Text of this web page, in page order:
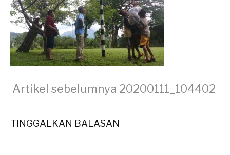
Lanjut
Membaca
Artikel sebelumnya 20200111_104402
TINGGALKAN BALASAN